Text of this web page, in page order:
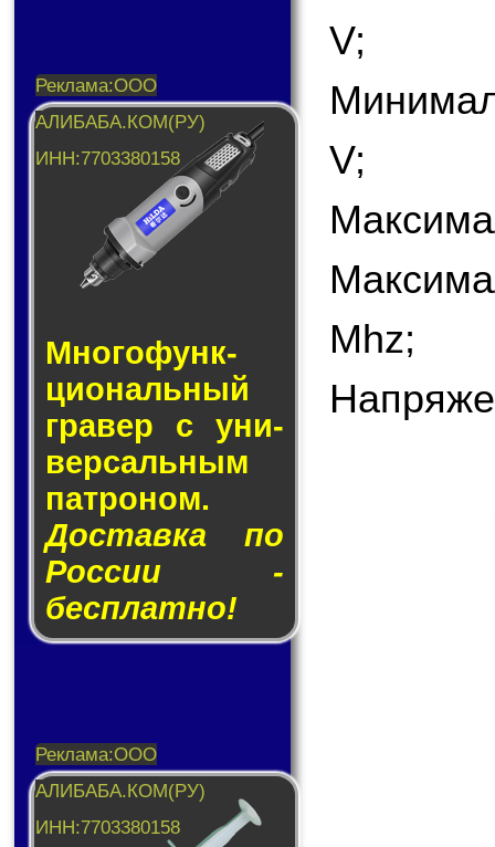
Много­функ­
цио­наль­ный
гра­вер с уни­
вер­саль­ным
пат­ро­ном.
Доставка по
России -
бесплатно!
V;
V;
Mhz;